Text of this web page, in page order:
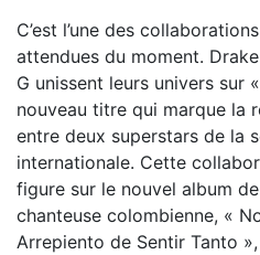
C’est l’une des
attendues du moment.
G unissent leurs univers sur
nouveau titre qui marque la
entre deux superstars de la
internationale. Cette
figure sur le nouvel album
chanteuse colombienne, «
Arrepiento de Sentir Tanto